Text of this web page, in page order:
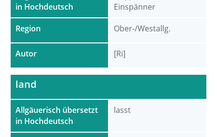
in Hochdeutsch
Region
Autor
Einspänner
Ober-/Westallg.
[Ri]
Allgäuerisch übersetzt
in Hochdeutsch
land
lasst